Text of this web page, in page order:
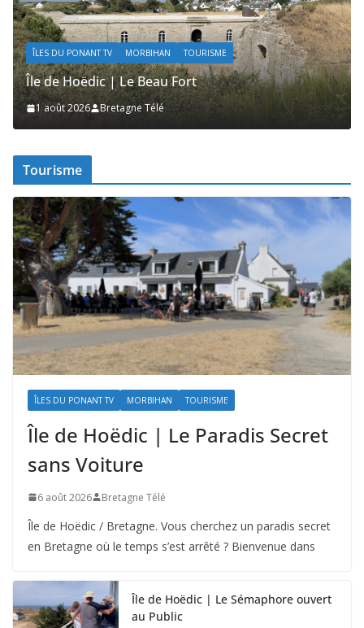
MORBIHAN TOURISME
Le Beau Fort
Télé
ÎLES DU PONANT TV
Île de Hoëdic |
1 août 2026
Tourisme
ÎLES DU PONANT TV MORBIHAN TOURISME
Île de Hoëdic | Le Paradis Secret
sans Voiture
6 août 2026 Bretagne Télé
Île de Hoëdic / Bretagne. Vous cherchez un paradis secret
en Bretagne où le temps s’est arrêté ? Bienvenue dans
Île de Hoëdic | Le Sémaphore ouvert
au Public